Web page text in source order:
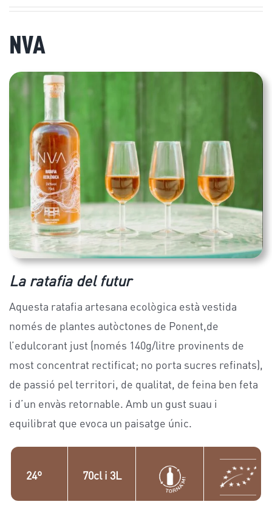
NVA
La ratafia del futur
Aquesta ratafia artesana ecològica està vestida
només de plantes autòctones de Ponent,de
l’edulcorant just (només 140g/litre provinents de
most concentrat rectificat; no porta sucres refinats),
de passió pel territori, de qualitat, de feina ben feta
i d’un envàs retornable. Amb un gust suau i
equilibrat que evoca un paisatge únic.
24º 70cl i 3L